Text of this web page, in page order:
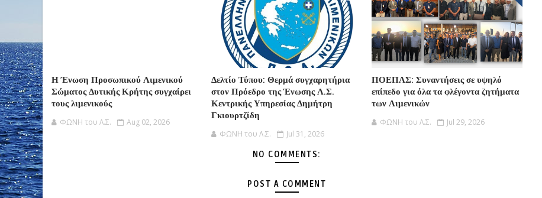
Η Ένωση Προσωπικού Λιμενικού
Σώματος Δυτικής Κρήτης συγχαίρει
τους λιμενικούς
ΦΩΝΗ του Λ.Σ. Aug 02, 2026
Δελτίο Τύπου: Θερμά συγχαρητήρια
στον Πρόεδρο της Ένωσης Λ.Σ.
Κεντρικής Υπηρεσίας Δημήτρη
Γκιουρτζίδη
ΦΩΝΗ του Λ.Σ. Jul 31, 2026
ΠΟΕΠΛΣ: Συναντήσεις σε υψηλό
επίπεδο για όλα τα φλέγοντα ζητήματα
των Λιμενικών
ΦΩΝΗ του Λ.Σ. Jul 29, 2026
NO COMMENTS:
POST A COMMENT